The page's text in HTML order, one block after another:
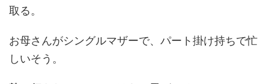
取る。
お母さんがシングルマザーで、パート掛け持ちで忙
しいそう。